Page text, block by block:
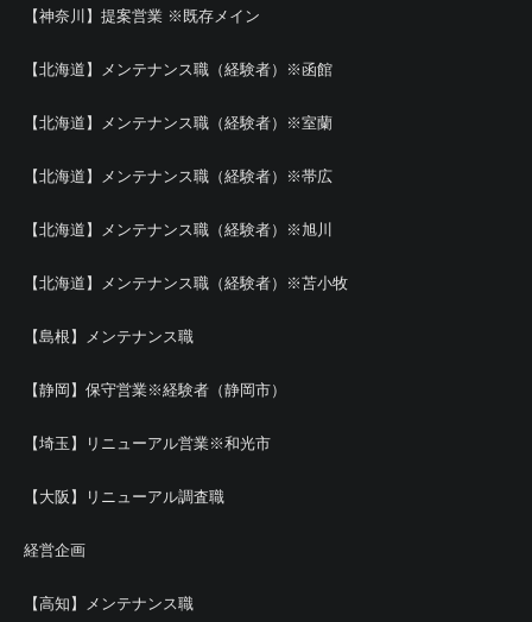
【神奈川】提案営業 ※既存メイン
【北海道】メンテナンス職（経験者）※函館
【北海道】メンテナンス職（経験者）※室蘭
【北海道】メンテナンス職（経験者）※帯広
【北海道】メンテナンス職（経験者）※旭川
【北海道】メンテナンス職（経験者）※苫小牧
【島根】メンテナンス職
【静岡】保守営業※経験者（静岡市）
【埼玉】リニューアル営業※和光市
【大阪】リニューアル調査職
経営企画
【高知】メンテナンス職